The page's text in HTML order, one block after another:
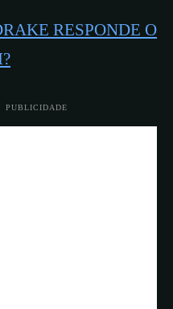
RESPONDE O
PUBLICIDADE